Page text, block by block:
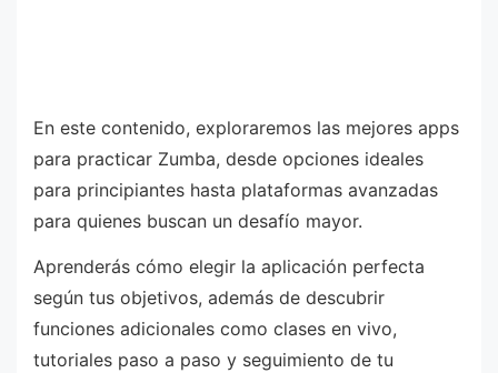
En este contenido, exploraremos las mejores apps
para practicar Zumba, desde opciones ideales
para principiantes hasta plataformas avanzadas
para quienes buscan un desafío mayor.
Aprenderás cómo elegir la aplicación perfecta
según tus objetivos, además de descubrir
funciones adicionales como clases en vivo,
tutoriales paso a paso y seguimiento de tu